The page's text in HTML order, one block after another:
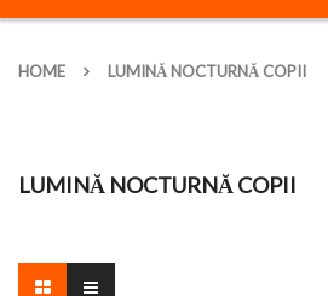
HOME LUMINĂ NOCTURNĂ COPII
LUMINĂ NOCTURNĂ COPII